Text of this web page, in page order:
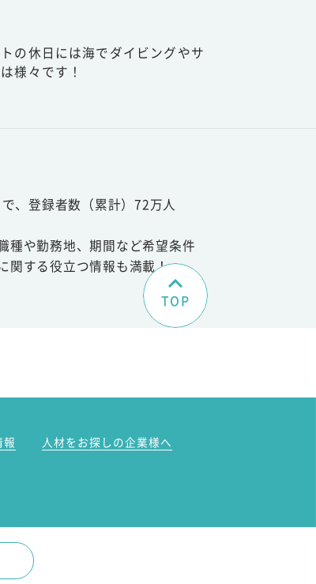
の休日には海でダイビングやサ
様々です！
、登録者数（累計）72万人
種や勤務地、期間など希望条件
関する役立つ情報も満載！
TOP
報
人材をお探しの企業様へ